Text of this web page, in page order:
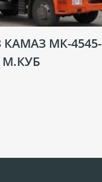
МК-4545-
М.КУБ